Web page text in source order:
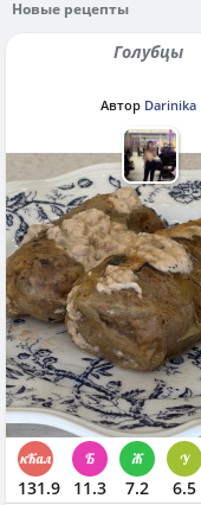
Новые рецепты
Голубцы
Автор Darinika
131.9 11.3 7.2 6.5